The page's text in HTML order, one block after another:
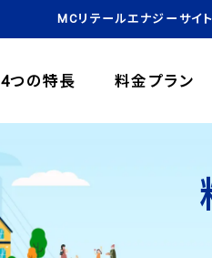
4つの特長 料金プラン
MCリテールエナジーサイ